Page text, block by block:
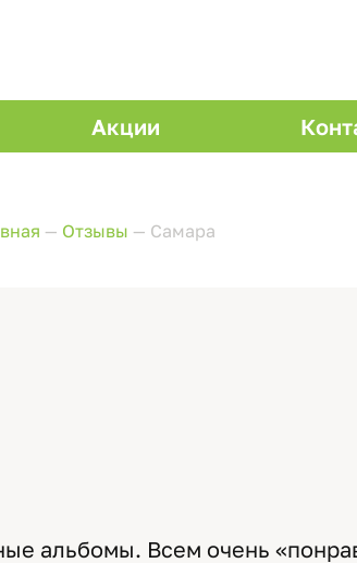
Акции
— Отзывы — Самара
альбомы. Всем очень